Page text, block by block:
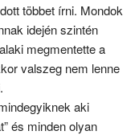
többet írni. Mondok
idején szintén
megmentette a
valszeg nem lenne
aki
és minden olyan